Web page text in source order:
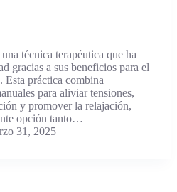
técnica terapéutica que ha
gracias a sus beneficios para el
Esta práctica combina
para aliviar tensiones,
y promover la relajación,
opción tanto…
31, 2025